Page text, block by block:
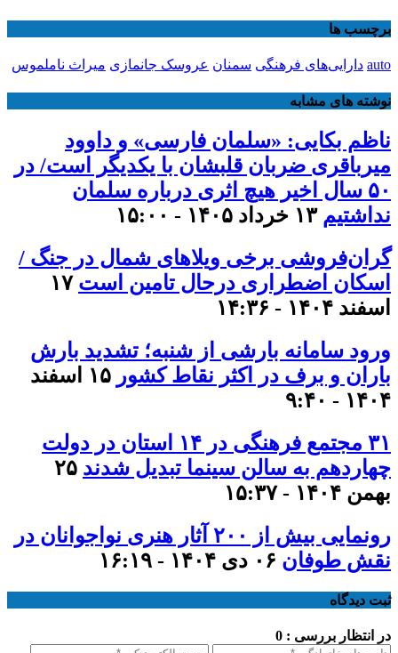
برچسب ها
auto دارایی‌های فرهنگی سمنان عروسک جانمازی میراث ناملموس
نوشته های مشابه
ناظم بکایی: «سلمان فارسی» و داوود
میرباقری ضربان قلبشان با یکدیگر است/ در
۵۰ سال اخیر هیچ اثری درباره سلمان
نداشتیم ۱۳ خرداد ۱۴۰۵ - ۱۵:۰۰
گران‌فروشی برخی ویلاهای شمال در جنگ /
اسکان اضطراری درحال تامین است ۱۷
اسفند ۱۴۰۴ - ۱۴:۳۶
ورود سامانه بارشی از شنبه؛ تشدید بارش
باران و برف در اکثر نقاط کشور
۱۵ اسفند
۱۴۰۴ - ۹:۴۰
۳۱ مجتمع فرهنگی در ۱۴ استان در دولت
چهاردهم به سالن سینما تبدیل شدند ۲۵
بهمن ۱۴۰۴ - ۱۵:۳۷
رونمایی بیش از ۲۰۰ آثار هنری نواجوانان در
نقش طوفان ۰۶ دی ۱۴۰۴ - ۱۶:۱۹
ثبت دیدگاه
در انتظار بررسی : 0